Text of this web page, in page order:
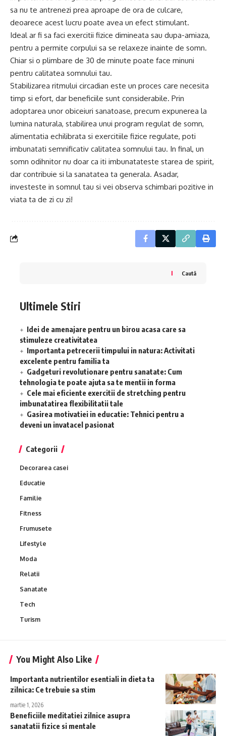
sa nu te antrenezi prea aproape de ora de culcare,
deoarece acest lucru poate avea un efect stimulant.
Ideal ar fi sa faci exercitii fizice dimineata sau dupa-amiaza,
pentru a permite corpului sa se relaxeze inainte de somn.
Chiar si o plimbare de 30 de minute poate face minuni
pentru calitatea somnului tau.
Stabilizarea ritmului circadian este un proces care necesita
timp si efort, dar beneficiile sunt considerabile. Prin
adoptarea unor obiceiuri sanatoase, precum expunerea la
lumina naturala, stabilirea unui program regulat de somn,
alimentatia echilibrata si exercitiile fizice regulate, poti
imbunatati semnificativ calitatea somnului tau. In final, un
somn odihnitor nu doar ca iti imbunatateste starea de spirit,
dar contribuie si la sanatatea ta generala. Asadar,
investeste in somnul tau si vei observa schimbari pozitive in
viata ta de zi cu zi!
Caută
Ultimele Stiri
Idei de amenajare pentru un birou acasa care sa
stimuleze creativitatea
Importanta petrecerii timpului in natura: Activitati
excelente pentru familia ta
Gadgeturi revolutionare pentru sanatate: Cum
tehnologia te poate ajuta sa te mentii in forma
Cele mai eficiente exercitii de stretching pentru
imbunatatirea flexibilitatii tale
Gasirea motivatiei in educatie: Tehnici pentru a
deveni un invatacel pasionat
Categorii
Decorarea casei
Educatie
Familie
Fitness
Frumusete
Lifestyle
Moda
Relatii
Sanatate
Tech
Turism
You Might Also Like
Importanta nutrientilor esentiali in dieta ta
zilnica: Ce trebuie sa stim
martie 1, 2026
Beneficiile meditatiei zilnice asupra
sanatatii fizice si mentale